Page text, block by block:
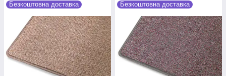
Безкоштовна доставка Безкоштовна доставка